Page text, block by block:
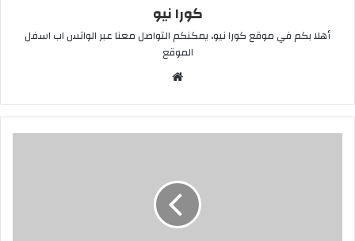
كورا نيو
أهلا بكم في موقع كورا نيو، يمكنكم التواصل معنا عبر الواتس اب اسفل
الموقع